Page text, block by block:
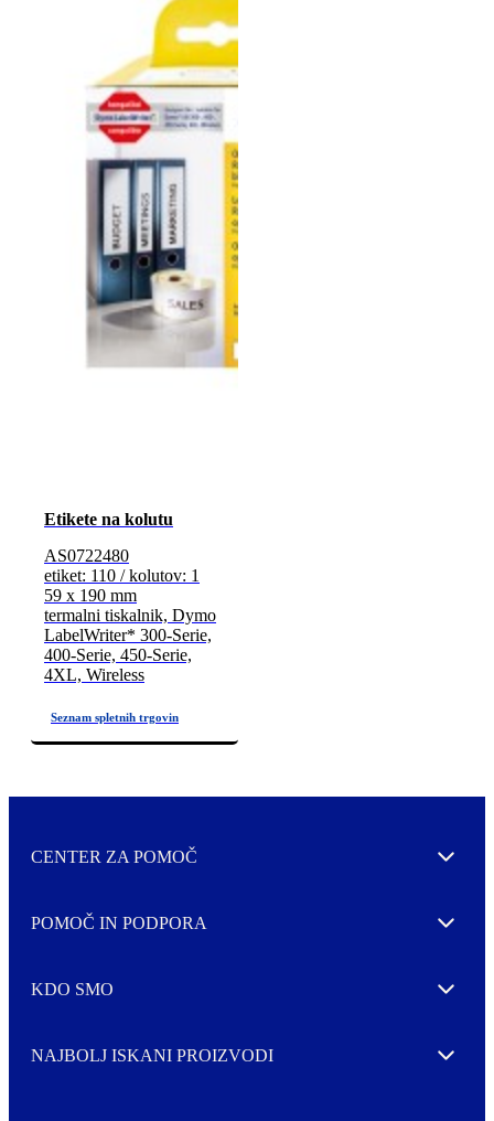
Etikete na kolutu
AS0722480
etiket: 110 / kolutov: 1
59 x 190 mm
termalni tiskalnik, Dymo
LabelWriter* 300-Serie,
400-Serie, 450-Serie,
4XL, Wireless
CENTER ZA POMOČ Expand
POMOČ IN PODPORA Expand
KDO SMO Expand
NAJBOLJ ISKANI PROIZVODI Expand